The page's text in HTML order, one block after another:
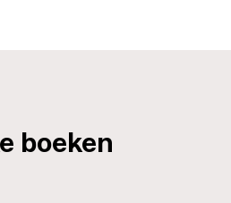
boeken